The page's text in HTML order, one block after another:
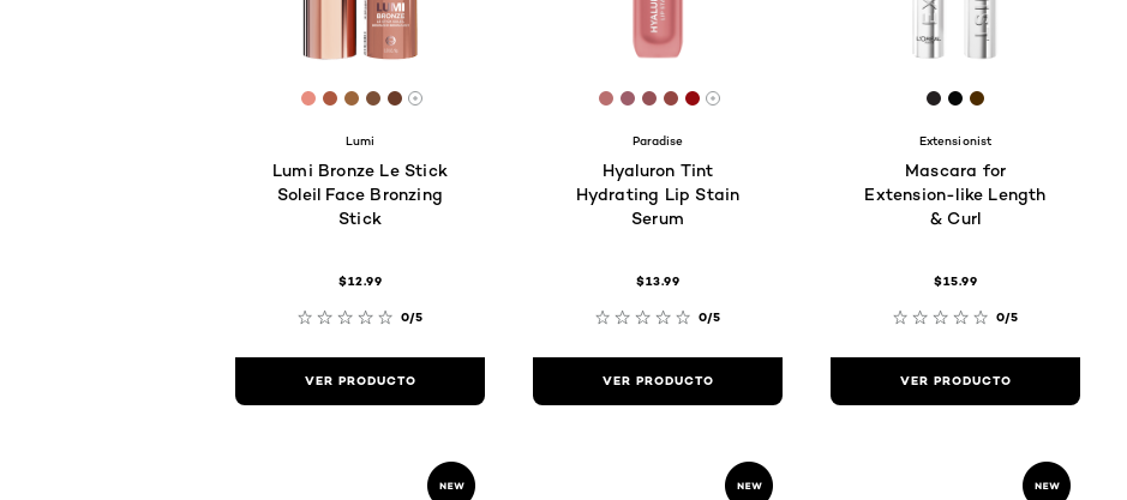
[Color]: #e88d7f
[Color]: #ad583f
[Color]: #9c663c
[Color]: #7c5037
[Color]: #6b3c29
Hay más tonos disponibles
Lumi
Lumi Bronze Le Stick
Soleil Face Bronzing
Stick
$12.99
0/5
VER PRODUCTO
[Color]: #B96F6F
[Color]: #9D5D69
[Color]: #955156
[Color]: #944642
[Color]: #950A0F
Hay más tonos disponibles
Paradise
Hyaluron Tint
Hydrating Lip Stain
Serum
$13.99
0/5
VER PRODUCTO
[Color]: #231f20
[Color]: #060808
[Color]: #4d2c00
Extensionist
Mascara for
Extension-like Length
& Curl
$15.99
0/5
VER PRODUCTO